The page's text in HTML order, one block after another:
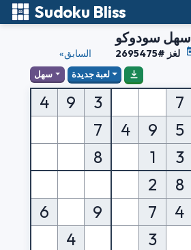
Sudoku Bliss
سهل سودوكو
«السابق لغز #2695475
سهل لعبة جديدة
4 9 3 7
7
4 9 5
8
1 3
2
8
6
9 7
4
4
3